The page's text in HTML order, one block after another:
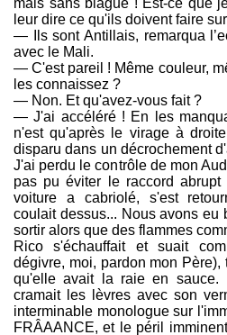
mais sans blague ! Est-ce que
leur dire ce qu'ils doivent faire
— Ils sont Antillais, remarqua
avec le Mali.
— C'est pareil ! Même couleur,
les connaissez ?
— Non. Et qu'avez-vous fait ?
— J'ai accéléré ! En les
n'est qu'après le virage à
disparu dans un décrochement
J'ai perdu le contrôle de mon
pas pu éviter le raccord
voiture a cabriolé, s'est
coulait dessus... Nous avons eu
sortir alors que des flammes
Rico s'échauffait et suait
dégivre, moi, pardon mon
qu'elle avait la raie en sauce.
cramait les lèvres avec son
interminable monologue sur
FRÂAANCE, et le péril